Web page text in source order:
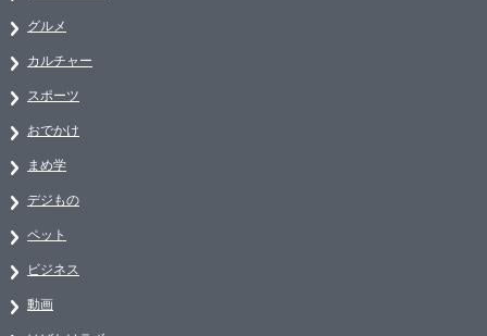
グルメ
カルチャー
スポーツ
おでかけ
まめ学
デジもの
ペット
ビジネス
動画